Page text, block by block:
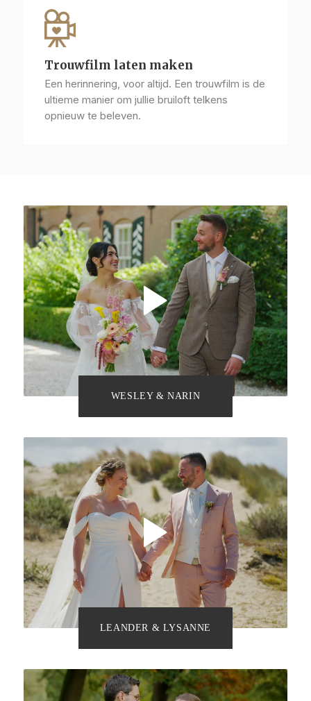
Trouwfilm laten maken
Een herinnering, voor altijd. Een trouwfilm is de
ultieme manier om jullie bruiloft telkens
opnieuw te beleven.
WESLEY & NARIN
LEANDER & LYSANNE